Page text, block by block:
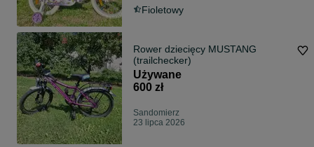
Fioletowy
Rower dziecięcy MUSTANG
(trailchecker)
Używane
600 zł
Sandomierz
23 lipca 2026